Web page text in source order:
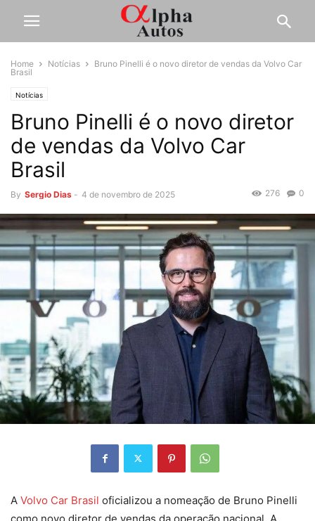
Home Notícias
Bruno Pinelli é o novo diretor de vendas da Volvo Car
Brasil
Notícias
Bruno Pinelli é o novo diretor
de vendas da Volvo Car
Brasil
By Sergio Dias - 4 de novembro de 2025 0
276
A Volvo Car Brasil oficializou a nomeação de Bruno Pinelli